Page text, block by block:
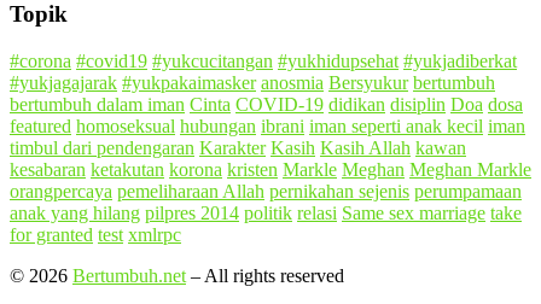
Topik
#corona #covid19 #yukcucitangan #yukhidupsehat #yukjadiberkat
#yukjagajarak #yukpakaimasker anosmia Bersyukur bertumbuh
bertumbuh dalam iman Cinta COVID-19 didikan disiplin Doa dosa
featured homoseksual hubungan ibrani iman seperti anak kecil iman
timbul dari pendengaran Karakter Kasih Kasih Allah kawan
kesabaran ketakutan korona kristen Markle Meghan Meghan Markle
orangpercaya pemeliharaan Allah pernikahan sejenis perumpamaan
anak yang hilang pilpres 2014 politik relasi Same sex marriage take
for granted test xmlrpc
© 2026 Bertumbuh.net – All rights reserved